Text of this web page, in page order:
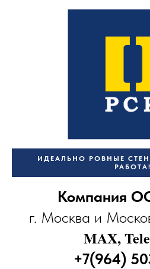
ИДЕАЛЬНО РОВНЫЕ
РАБОТА!
Компания
г. Москва и
MAX,
+7(964)